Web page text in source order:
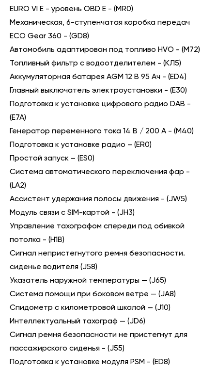
EURO VI E - уровень OBD E - (MR0)
Механическая, 6-ступенчатая коробка передач
ECO Gear 360 - (GD8)
Автомобиль адаптирован под топливо HVO - (M72)
Топливный фильтр с водоотделителем - (КЛ5)
Аккумуляторная батарея AGM 12 В 95 Ач - (ED4)
Главный выключатель электроустановки - (E30)
Подготовка к установке цифрового радио DAB -
(E7A)
Генератор переменного тока 14 В / 200 А - (M40)
Подготовка к установке радио – (ER0)
Простой запуск – (ES0)
Система автоматического переключения фар -
(LA2)
Ассистент удержания полосы движения - (JW5)
Модуль связи с SIM-картой - (JH3)
Управление тахографом спереди под обивкой
потолка - (H1B)
Сигнал непристегнутого ремня безопасности.
сиденье водителя (J58)
Указатель наружной температуры — (J65)
Система помощи при боковом ветре — (JA8)
Спидометр с километровой шкалой — (J10)
Интеллектуальный тахограф — (JD6)
Сигнал ремня безопасности не пристегнут для
пассажирского сиденья - (J55)
Подготовка к установке модуля PSM - (ED8)